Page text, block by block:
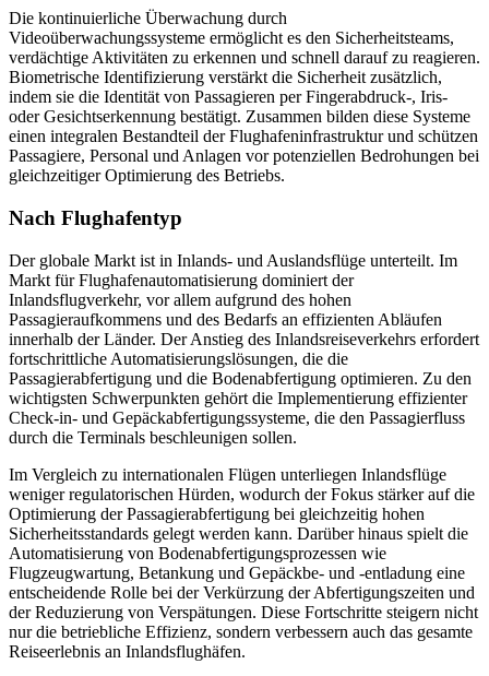
Die kontinuierliche Überwachung durch
Videoüberwachungssysteme ermöglicht es den Sicherheitsteams,
verdächtige Aktivitäten zu erkennen und schnell darauf zu reagieren.
Biometrische Identifizierung verstärkt die Sicherheit zusätzlich,
indem sie die Identität von Passagieren per Fingerabdruck-, Iris-
oder Gesichtserkennung bestätigt. Zusammen bilden diese Systeme
einen integralen Bestandteil der Flughafeninfrastruktur und schützen
Passagiere, Personal und Anlagen vor potenziellen Bedrohungen bei
gleichzeitiger Optimierung des Betriebs.
Nach Flughafentyp
Der globale Markt ist in Inlands- und Auslandsflüge unterteilt. Im
Markt für Flughafenautomatisierung dominiert der
Inlandsflugverkehr, vor allem aufgrund des hohen
Passagieraufkommens und des Bedarfs an effizienten Abläufen
innerhalb der Länder. Der Anstieg des Inlandsreiseverkehrs erfordert
fortschrittliche Automatisierungslösungen, die die
Passagierabfertigung und die Bodenabfertigung optimieren. Zu den
wichtigsten Schwerpunkten gehört die Implementierung effizienter
Check-in- und Gepäckabfertigungssysteme, die den Passagierfluss
durch die Terminals beschleunigen sollen.
Im Vergleich zu internationalen Flügen unterliegen Inlandsflüge
weniger regulatorischen Hürden, wodurch der Fokus stärker auf die
Optimierung der Passagierabfertigung bei gleichzeitig hohen
Sicherheitsstandards gelegt werden kann. Darüber hinaus spielt die
Automatisierung von Bodenabfertigungsprozessen wie
Flugzeugwartung, Betankung und Gepäckbe- und -entladung eine
entscheidende Rolle bei der Verkürzung der Abfertigungszeiten und
der Reduzierung von Verspätungen. Diese Fortschritte steigern nicht
nur die betriebliche Effizienz, sondern verbessern auch das gesamte
Reiseerlebnis an Inlandsflughäfen.